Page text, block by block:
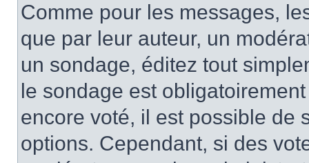
Comme pour les messages,
que par leur auteur, un
un sondage, éditez tout
le sondage est
encore voté, il est possible de
options. Cependant, si des